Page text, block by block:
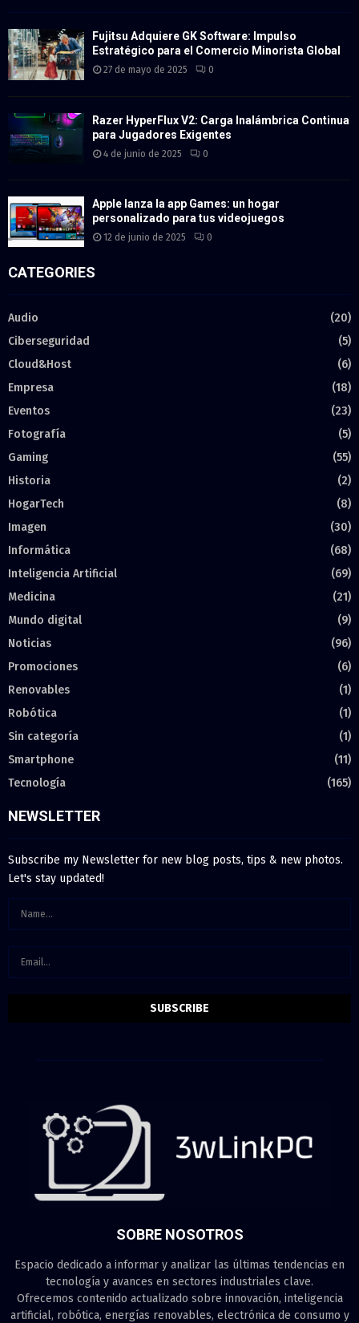
Fujitsu Adquiere GK Software: Impulso
Estratégico para el Comercio Minorista Global
27 de mayo de 2025 0
Razer HyperFlux V2: Carga Inalámbrica Continua
para Jugadores Exigentes
4 de junio de 2025 0
Apple lanza la app Games: un hogar
personalizado para tus videojuegos
12 de junio de 2025 0
CATEGORIES
Audio
(20)
Ciberseguridad
(5)
Cloud&Host
(6)
Empresa
(18)
Eventos
(23)
Fotografía
(5)
Gaming
(55)
Historia
(2)
HogarTech
(8)
Imagen
(30)
Informática
(68)
Inteligencia Artificial
(69)
Medicina
(21)
Mundo digital
(9)
Noticias
(96)
Promociones
(6)
Renovables
(1)
Robótica
(1)
Sin categoría
(1)
Smartphone
(11)
Tecnología
(165)
NEWSLETTER
Subscribe my Newsletter for new blog posts, tips & new photos.
Let's stay updated!
SOBRE NOSOTROS
Espacio dedicado a informar y analizar las últimas tendencias en
tecnología y avances en sectores industriales clave.
Ofrecemos contenido actualizado sobre innovación, inteligencia
artificial, robótica, energías renovables, electrónica de consumo y